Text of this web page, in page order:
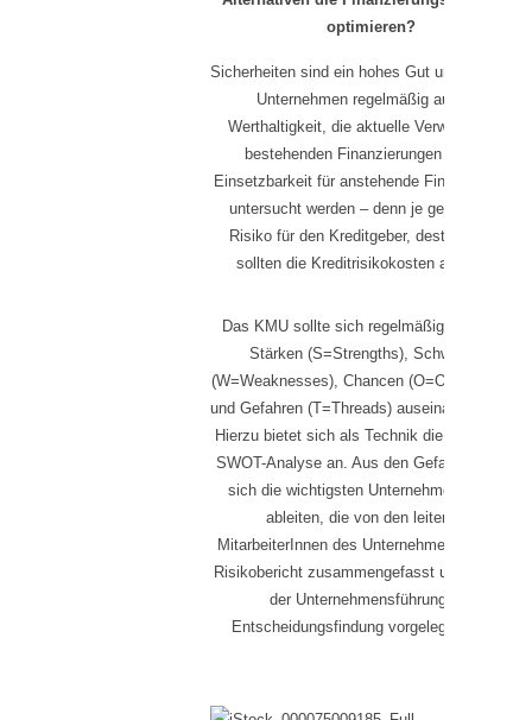
optimieren?
Sicherheiten sind ein hohes Gut und sollten im
Unternehmen regelmäßig auf ihre
Werthaltigkeit, die aktuelle Verwendung in
bestehenden Finanzierungen und die
Einsetzbarkeit für anstehende Finanzierungen
untersucht werden – denn je geringer das
Risiko für den Kreditgeber, desto geringer
sollten die Kreditrisikokosten ausfallen.
Das KMU sollte sich regelmäßig mit seinen
Stärken (S=Strengths), Schwächen
(W=Weaknesses), Chancen (O=Opportunities)
und Gefahren (T=Threads) auseinandersetzen.
Hierzu bietet sich als Technik die sogenannte
SWOT-Analyse an. Aus den Gefahren lassen
sich die wichtigsten Unternehmensrisiken
ableiten, die von den leitenden
MitarbeiterInnen des Unternehmens in einem
Risikobericht zusammengefasst und bewertet
der Unternehmensführung zur
Entscheidungsfindung vorgelegt werden.